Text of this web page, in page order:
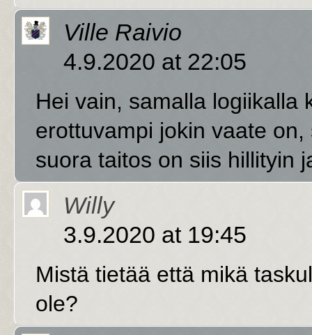
Ville Raivio
4.9.2020 at 22:05
Hei vain, samalla logiikalla
erottuvampi jokin vaate
suora taitos on siis hillityin
Willy
3.9.2020 at 19:45
Mistä tietää että mikä
ole?